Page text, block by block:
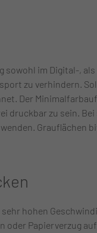
im Digital-,
zu verhindern.
Der
druckbar zu sein.
Grauflächen
hohen
Papierverzug